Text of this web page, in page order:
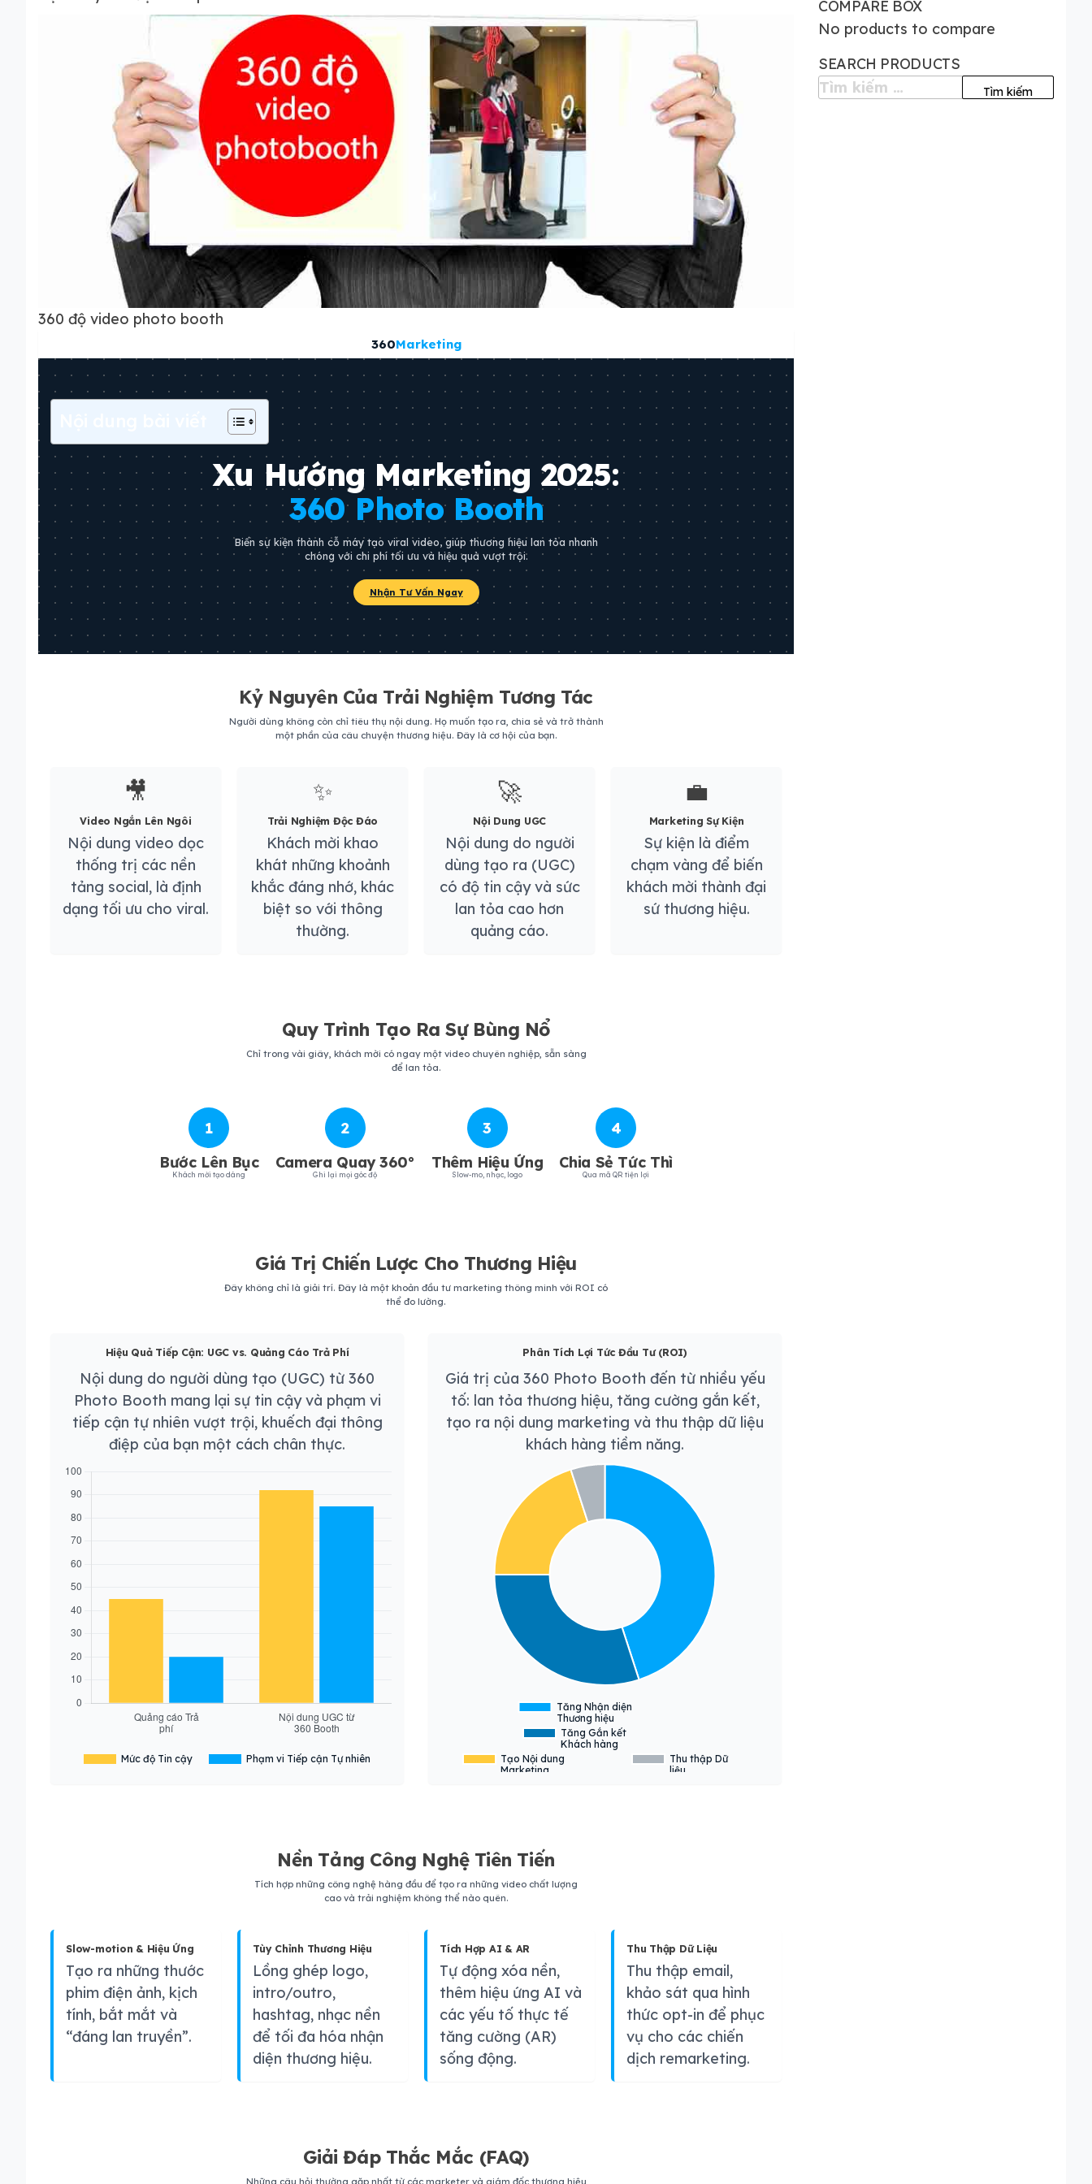
360 độ video photo booth
360Marketing
Xu Hướng Marketing 2025:
360 Photo Booth
Biến sự kiện thành cỗ máy tạo viral video, giúp thương hiệu lan tỏa nhanh
chóng với chi phí tối ưu và hiệu quả vượt trội.
Nhận Tư Vấn Ngay
Kỷ Nguyên Của Trải Nghiệm Tương Tác
Người dùng không còn chỉ tiêu thụ nội dung. Họ muốn tạo ra, chia sẻ và trở thành
một phần của câu chuyện thương hiệu. Đây là cơ hội của bạn.
🎥
Video Ngắn Lên Ngôi
Nội dung video dọc
thống trị các nền
tảng social, là định
dạng tối ưu cho viral.
✨
Trải Nghiệm Độc Đáo
Khách mời khao
khát những khoảnh
khắc đáng nhớ, khác
biệt so với thông
thường.
🚀
Nội Dung UGC
Nội dung do người
dùng tạo ra (UGC)
có độ tin cậy và sức
lan tỏa cao hơn
quảng cáo.
💼
Marketing Sự Kiện
Sự kiện là điểm
chạm vàng để biến
khách mời thành đại
sứ thương hiệu.
Quy Trình Tạo Ra Sự Bùng Nổ
Chỉ trong vài giây, khách mời có ngay một video chuyên nghiệp, sẵn sàng
để lan tỏa.
1
Bước Lên Bục
Khách mời tạo dáng
2
Camera Quay 360°
Ghi lại mọi góc độ
3
Thêm Hiệu Ứng
Slow-mo, nhạc, logo
4
Chia Sẻ Tức Thì
Qua mã QR tiện lợi
Giá Trị Chiến Lược Cho Thương Hiệu
Đây không chỉ là giải trí. Đây là một khoản đầu tư marketing thông minh với ROI có
thể đo lường.
Hiệu Quả Tiếp Cận: UGC vs. Quảng Cáo Trả Phí
Nội dung do người dùng tạo (UGC) từ 360
Photo Booth mang lại sự tin cậy và phạm vi
tiếp cận tự nhiên vượt trội, khuếch đại thông
điệp của bạn một cách chân thực.
Phân Tích Lợi Tức Đầu Tư (ROI)
Giá trị của 360 Photo Booth đến từ nhiều yếu
tố: lan tỏa thương hiệu, tăng cường gắn kết,
tạo ra nội dung marketing và thu thập dữ liệu
khách hàng tiềm năng.
Nền Tảng Công Nghệ Tiên Tiến
Tích hợp những công nghệ hàng đầu để tạo ra những video chất lượng
cao và trải nghiệm không thể nào quên.
Slow-motion & Hiệu Ứng
Tạo ra những thước
phim điện ảnh, kịch
tính, bắt mắt và
“đáng lan truyền”.
Tùy Chỉnh Thương Hiệu
Lồng ghép logo,
intro/outro,
hashtag, nhạc nền
để tối đa hóa nhận
diện thương hiệu.
Tích Hợp AI & AR
Tự động xóa nền,
thêm hiệu ứng AI và
các yếu tố thực tế
tăng cường (AR)
sống động.
Thu Thập Dữ Liệu
Thu thập email,
khảo sát qua hình
thức opt-in để phục
vụ cho các chiến
dịch remarketing.
Giải Đáp Thắc Mắc (FAQ)
Những câu hỏi thường gặp nhất từ các marketer và giám đốc thương hiệu
COMPARE BOX
No products to compare
SEARCH PRODUCTS
Tìm